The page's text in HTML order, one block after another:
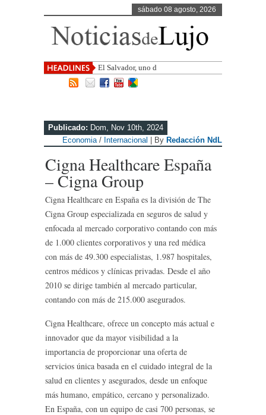
sábado 08 agosto, 2026
El Salvador, uno de los destinos con
mayor proy
Publicado: Dom, Nov 10th, 2024
Economia/ Internacional | By Redacción NdL
Cigna Healthcare España
– Cigna Group
Cigna Healthcare en España es la división de The
Cigna Group especializada en seguros de salud y
enfocada al mercado corporativo contando con más
de 1.000 clientes corporativos y una red médica
con más de 49.300 especialistas, 1.987 hospitales,
centros médicos y clínicas privadas. Desde el año
2010 se dirige también al mercado particular,
contando con más de 215.000 asegurados.
Cigna Healthcare, ofrece un concepto más actual e
innovador que da mayor visibilidad a la
importancia de proporcionar una oferta de
servicios única basada en el cuidado integral de la
salud en clientes y asegurados, desde un enfoque
más humano, empático, cercano y personalizado.
En España, con un equipo de casi 700 personas, se